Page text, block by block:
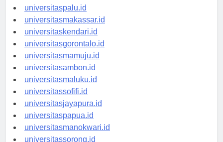
universitasmanado.id
universitaspalu.id
universitasmakassar.id
universitaskendari.id
universitasgorontalo.id
universitasmamuju.id
universitasambon.id
universitasmaluku.id
universitassofifi.id
universitasjayapura.id
universitaspapua.id
universitasmanokwari.id